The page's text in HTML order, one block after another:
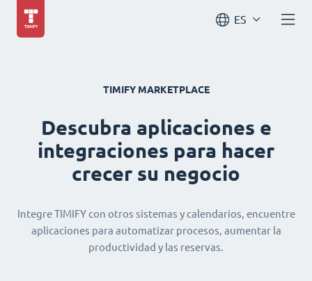
ES
TIMIFY MARKETPLACE
Descubra aplicaciones e
integraciones para hacer
crecer su negocio
Integre TIMIFY con otros sistemas y calendarios, encuentre
aplicaciones para automatizar procesos, aumentar la
productividad y las reservas.